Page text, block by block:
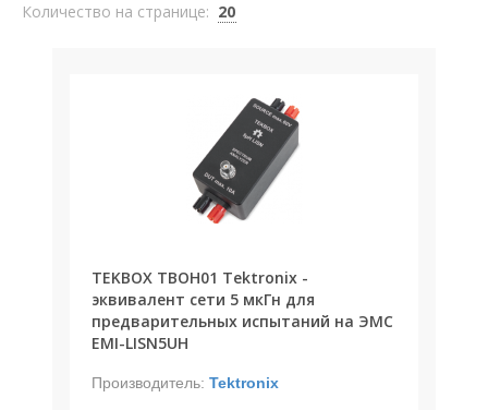
Количество на странице: 20
TEKBOX TBOH01 Tektronix -
эквивалент сети 5 мкГн для
предварительных испытаний на ЭМС
EMI-LISN5UH
Производитель: Tektronix